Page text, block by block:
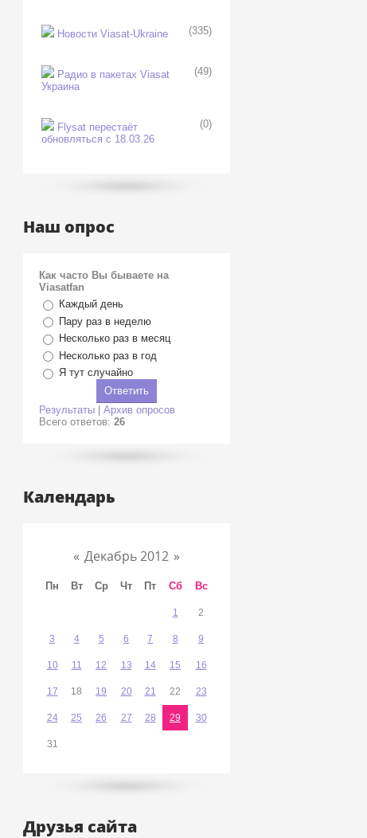
Новости Viasat-Ukraine (335)
Радио в пакетах Viasat
Украина
(49)
Flysat перестаёт
обновляться с 18.03.26
(0)
Наш опрос
Как часто Вы бываете на
Viasatfan
Каждый день
Пару раз в неделю
Несколько раз в месяц
Несколько раз в год
Я тут случайно
Результаты
Архив опросов
Всего ответов: 26
Календарь
« Декабрь 2012 »
Пн Вт Ср Чт Пт Сб Вс
1 2
3 4 5 6 7 8 9
10 11 12 13 14 15 16
17 18 19 20 21 22 23
24 25 26 27 28 29 30
31
Друзья сайта